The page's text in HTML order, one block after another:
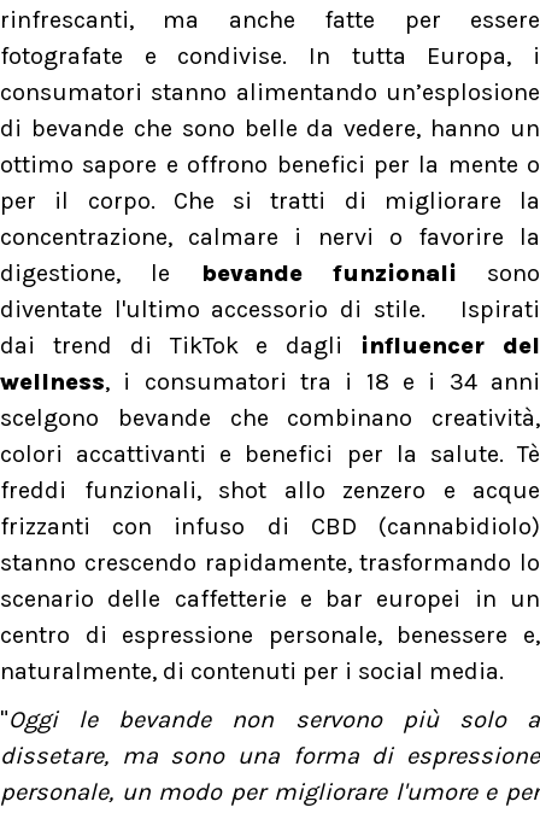
rinfrescanti, ma anche fatte per essere
fotografate e condivise. In tutta Europa, i
consumatori stanno alimentando un’esplosione
di bevande che sono belle da vedere, hanno un
ottimo sapore e offrono benefici per la mente o
per il corpo. Che si tratti di migliorare la
concentrazione, calmare i nervi o favorire la
digestione, le
bevande funzionali sono
diventate l'ultimo accessorio di stile. Ispirati
dai trend di TikTok e dagli influencer del
wellness, i consumatori tra i 18 e i 34 anni
scelgono bevande che combinano creatività,
colori accattivanti e benefici per la salute. Tè
freddi funzionali, shot allo zenzero e acque
frizzanti con infuso di CBD (cannabidiolo)
stanno crescendo rapidamente, trasformando lo
scenario delle caffetterie e bar europei in un
centro di espressione personale, benessere e,
naturalmente, di contenuti per i social media.
"Oggi le bevande non servono più solo a
dissetare, ma sono una forma di espressione
personale, un modo per migliorare l'umore e per